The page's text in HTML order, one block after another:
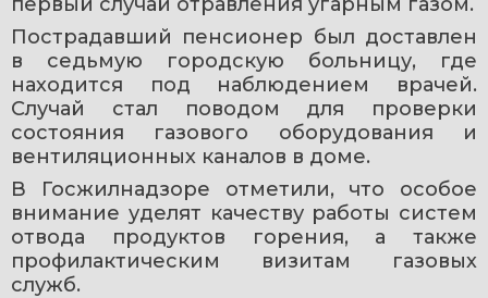
Пострадавший пенсионер был доставлен
в седьмую городскую больницу, где
находится под наблюдением врачей.
Случай стал поводом для проверки
состояния газового оборудования и
вентиляционных каналов в доме.
В Госжилнадзоре отметили, что особое
внимание уделят качеству работы систем
отвода продуктов горения, а также
профилактическим визитам газовых
служб.